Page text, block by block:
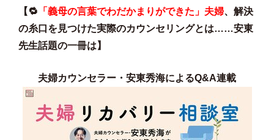
【🔁 「義母の言葉でわだかまりができた」夫婦、解決
の糸口を見つけた実際のカウンセリングとは……安東
先生話題の一冊は】
夫婦カウンセラー・安東秀海によるQ&A連載